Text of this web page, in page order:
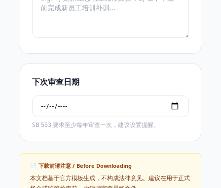
下次审查日期
SB 553 要求至少每年审查一次，建议设置提醒。
📄 下载前请注意 / Before Downloading
本文档基于官方模板生成，不构成法律意见。建议在用于正式